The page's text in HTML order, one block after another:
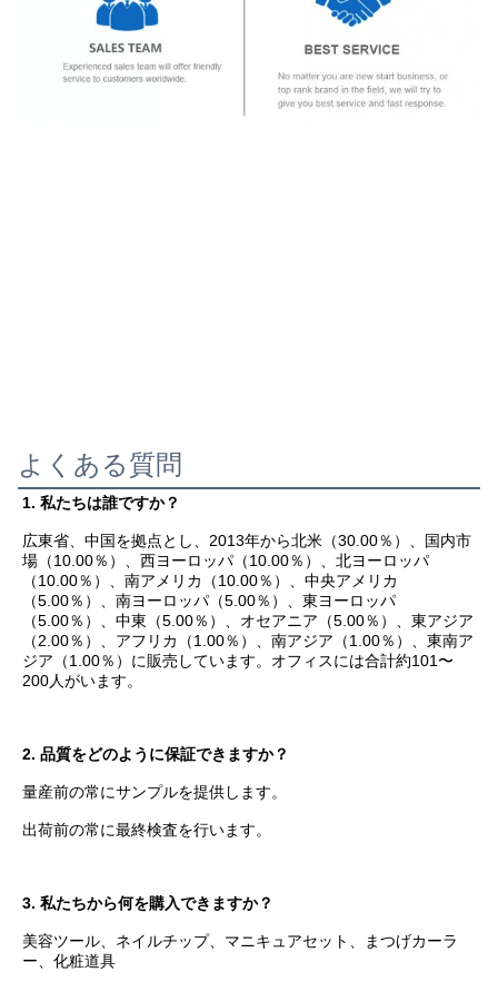
よくある質問
1. 私たちは誰ですか？
広東省、中国を拠点とし、2013年から北米（30.00％）、国内市
場（10.00％）、西ヨーロッパ（10.00％）、北ヨーロッパ
（10.00％）、南アメリカ（10.00％）、中央アメリカ
（5.00％）、南ヨーロッパ（5.00％）、東ヨーロッパ
（5.00％）、中東（5.00％）、オセアニア（5.00％）、東アジア
（2.00％）、アフリカ（1.00％）、南アジア（1.00％）、東南ア
ジア（1.00％）に販売しています。オフィスには合計約101〜
200人がいます。
2. 品質をどのように保証できますか？
量産前の常にサンプルを提供します。
出荷前の常に最終検査を行います。
3. 私たちから何を購入できますか？
美容ツール、ネイルチップ、マニキュアセット、まつげカーラ
ー、化粧道具